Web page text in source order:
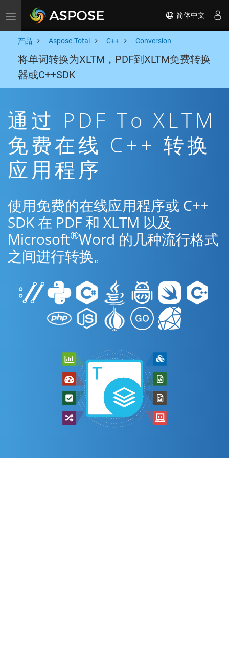
Toggle navigation 简体中文
产品 Aspose.Total C++ Conversion
将单词转换为XLTM，PDF到XLTM免费转换
器或C++SDK
通过 PDF To XLTM
免费在线 C++ 转换
应用程序
使用免费的在线应用程序或 C++
SDK 在 PDF 和 XLTM 以及
Microsoft®Word 的几种流行格式
之间进行转换。